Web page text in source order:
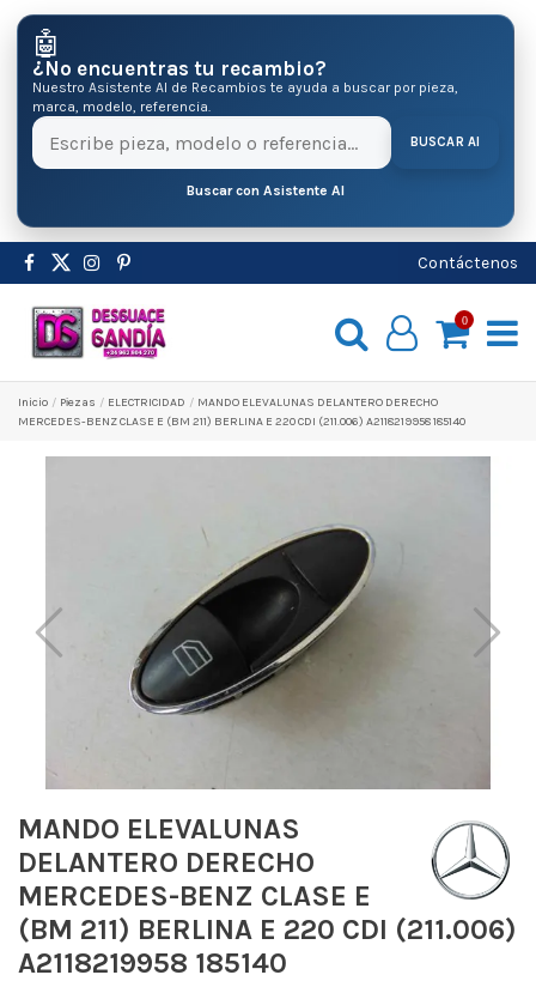
🤖
¿No encuentras tu recambio?
Nuestro Asistente AI de Recambios te ayuda a buscar por pieza,
marca, modelo, referencia.
BUSCAR AI
Buscar con Asistente AI
Contáctenos
0
Inicio Pіezas ELECTRICIDAD
MANDO ELEVALUNAS DELANTERO DERECHO
MERCEDES-BENZ CLASE E (BM 211) BERLINA E 220 CDI (211.006) A2118219958 185140
MANDO ELEVALUNAS
DELANTERO DERECHO
MERCEDES-BENZ CLASE E
(BM 211) BERLINA E 220 CDI (211.006)
A2118219958 185140